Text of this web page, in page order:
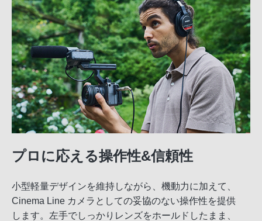
プロに応える操作性&信頼性
小型軽量デザインを維持しながら、機動力に加えて、
Cinema Line カメラとしての妥協のない操作性を提供
します。左手でしっかりレンズをホールドしたまま、